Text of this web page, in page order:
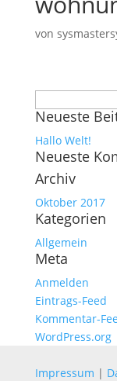
von
nach:
Neueste
Hallo Welt!
Neueste
Archiv
Oktober 2017
Kategorien
Allgemein
Meta
Anmelden
Eintrags-Feed
Kommentar-
WordPress.org
Impressum |